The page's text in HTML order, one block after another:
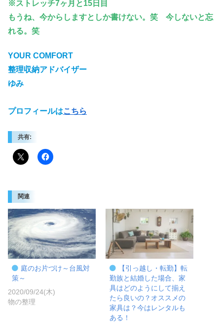
※ストレッチ7ヶ月と15日目
もうね、今からしますとしか書けない。笑 今しないと忘
れる。笑
YOUR COMFORT
整理収納アドバイザー
ゆみ
プロフィールはこちら
共有:
関連
庭のお片づけ～台風対
策～
2020/09/24(木)
物の整理
【引っ越し・転勤】転
勤族と結婚した場合、家
具はどのようにして揃え
たら良いの？オススメの
家具は？今はレンタルも
ある！